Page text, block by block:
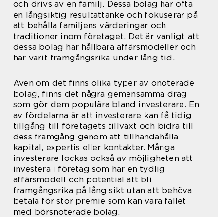
och drivs av en familj. Dessa bolag har ofta
en långsiktig resultattanke och fokuserar på
att behålla familjens värderingar och
traditioner inom företaget. Det är vanligt att
dessa bolag har hållbara affärsmodeller och
har varit framgångsrika under lång tid.
Även om det finns olika typer av onoterade
bolag, finns det några gemensamma drag
som gör dem populära bland investerare. En
av fördelarna är att investerare kan få tidig
tillgång till företagets tillväxt och bidra till
dess framgång genom att tillhandahålla
kapital, expertis eller kontakter. Många
investerare lockas också av möjligheten att
investera i företag som har en tydlig
affärsmodell och potential att bli
framgångsrika på lång sikt utan att behöva
betala för stor premie som kan vara fallet
med börsnoterade bolag.